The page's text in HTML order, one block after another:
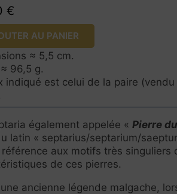
€
AU PANIER
≈ 5,5 cm.
96,5 g.
indiqué est celui de la paire
également appelée « Pierre
latin « septarius/septarium/
aux motifs très singuliers
de ces pierres.
ancienne légende malgache,